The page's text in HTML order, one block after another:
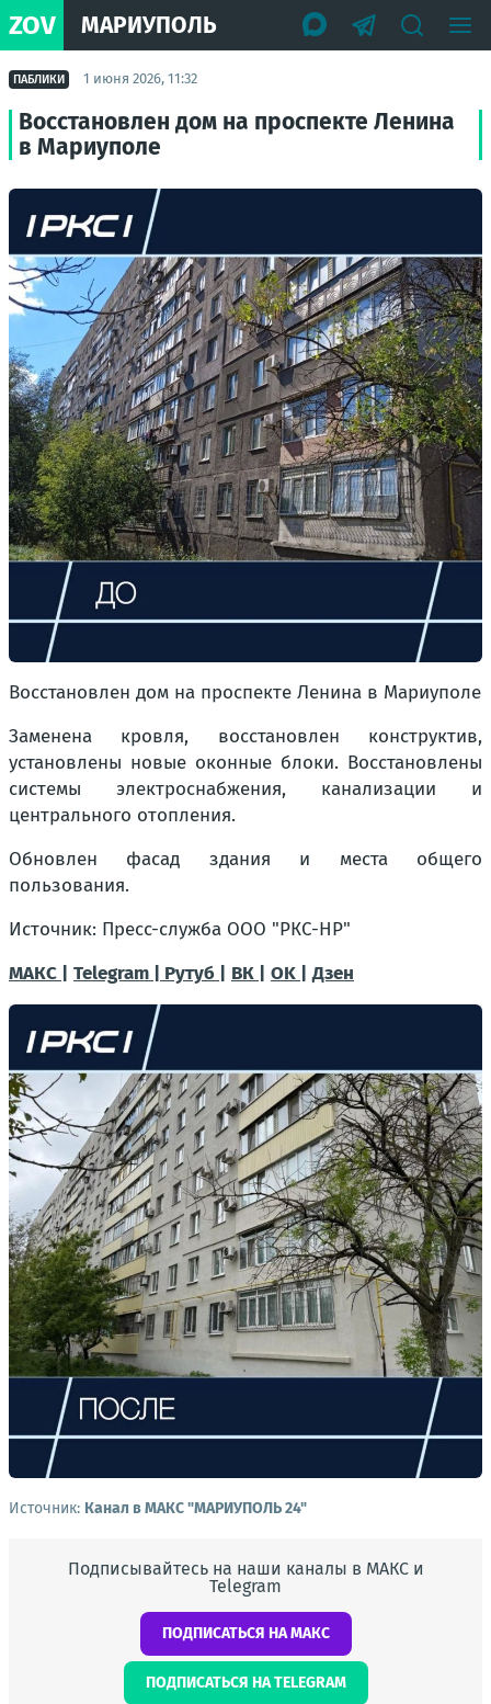
ZOV МАРИУПОЛЬ
ПАБЛИКИ 1 июня 2026, 11:32
Восстановлен дом на проспекте Ленина
в Мариуполе
Восстановлен дом на проспекте Ленина в Мариуполе
Заменена кровля, восстановлен конструктив,
установлены новые оконные блоки. Восстановлены
системы электроснабжения, канализации и
центрального отопления.
Обновлен фасад здания и места общего
пользования.
Источник: Пресс-служба ООО "РКС-НР"
МАКС |
Telegram | Рутуб | ВК | OK | Дзен
Источник: Канал в МАКС "МАРИУПОЛЬ 24"
Подписывайтесь на наши каналы в МАКС и
Telegram
ПОДПИСАТЬСЯ НА МАКС
ПОДПИСАТЬСЯ НА TELEGRAM